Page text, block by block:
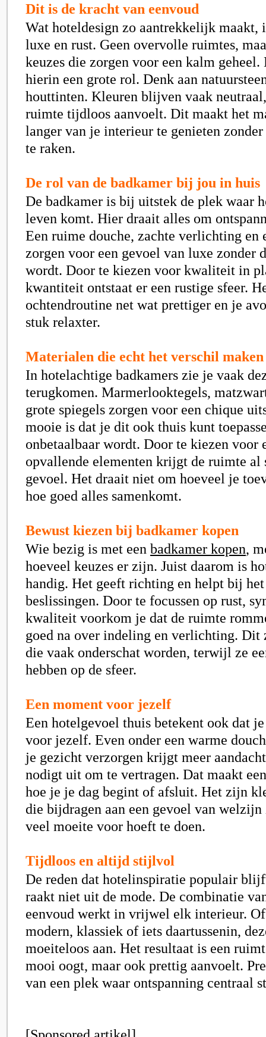
Dit is de kracht van eenvoud
Wat hoteldesign zo aantrekkelijk maakt,
luxe en rust. Geen overvolle ruimtes,
keuzes die zorgen voor een kalm
hierin een grote rol. Denk aan
houttinten. Kleuren blijven vaak
ruimte tijdloos aanvoelt. Dit maakt het
langer van je interieur te genieten
te raken.
De rol van de badkamer bij jou in huis
De badkamer is bij uitstek de plek waar
leven komt. Hier draait alles om
Een ruime douche, zachte verlichting en
zorgen voor een gevoel van luxe zonder
wordt. Door te kiezen voor kwaliteit in
kwantiteit ontstaat er een rustige sfeer.
ochtendroutine net wat prettiger en je
stuk relaxter.
Materialen die echt het verschil maken
In hotelachtige badkamers zie je vaak
terugkomen. Marmerlooktegels,
grote spiegels zorgen voor een chique
mooie is dat je dit ook thuis kunt
onbetaalbaar wordt. Door te kiezen voor
opvallende elementen krijgt de ruimte al
gevoel. Het draait niet om hoeveel je
hoe goed alles samenkomt.
Bewust kiezen bij badkamer kopen
Wie bezig is met een badkamer kopen,
hoeveel keuzes er zijn. Juist daarom is
handig. Het geeft richting en helpt bij
beslissingen. Door te focussen op rust,
kwaliteit voorkom je dat de ruimte
goed na over indeling en verlichting. Dit
die vaak onderschat worden, terwijl ze
hebben op de sfeer.
Een moment voor jezelf
Een hotelgevoel thuis betekent ook dat
voor jezelf. Even onder een warme
je gezicht verzorgen krijgt meer
nodigt uit om te vertragen. Dat maakt
hoe je je dag begint of afsluit. Het zijn
die bijdragen aan een gevoel van welzijn
veel moeite voor hoeft te doen.
Tijdloos en altijd stijlvol
De reden dat hotelinspiratie populair
raakt niet uit de mode. De combinatie
eenvoud werkt in vrijwel elk interieur.
modern, klassiek of iets daartussenin,
moeiteloos aan. Het resultaat is een
mooi oogt, maar ook prettig aanvoelt.
van een plek waar ontspanning centraal